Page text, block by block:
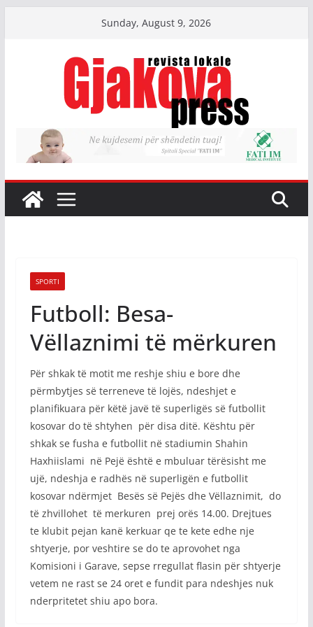
Sunday, August 9, 2026
SPORTI
Futboll: Besa-
Vëllaznimi të mërkuren
Për shkak të motit me reshje shiu e bore dhe
përmbytjes së terreneve të lojës, ndeshjet e
planifikuara për këtë javë të superligës së futbollit
kosovar do të shtyhen për disa ditë. Kështu për
shkak se fusha e futbollit në stadiumin Shahin
Haxhiislami në Pejë është e mbuluar tërësisht me
ujë, ndeshja e radhës në superligën e futbollit
kosovar ndërmjet Besës së Pejës dhe Vëllaznimit, do
të zhvillohet të merkuren prej orës 14.00. Drejtues
te klubit pejan kanë kerkuar qe te kete edhe nje
shtyerje, por veshtire se do te aprovohet nga
Komisioni i Garave, sepse rregullat flasin për shtyerje
vetem ne rast se 24 oret e fundit para ndeshjes nuk
nderpritetet shiu apo bora.